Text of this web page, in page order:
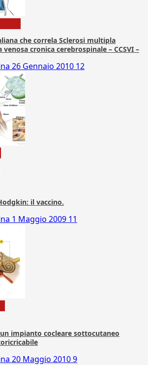
che correla Sclerosi multipla
venosa cronica cerebrospinale – CCSVI –
26 Gennaio 2010 12
il vaccino.
1 Maggio 2009 11
un impianto cocleare sottocutaneo
20 Maggio 20109